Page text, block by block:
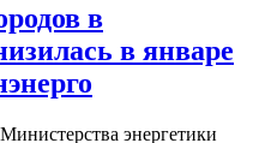
в
в январе
энергетики